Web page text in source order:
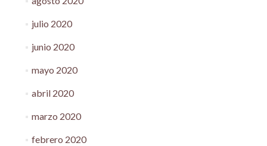
julio 2020
junio 2020
mayo 2020
abril 2020
marzo 2020
febrero 2020